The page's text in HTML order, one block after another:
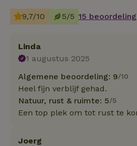
9,7/10 5/5 15
Linda
1 augustus 2025
Algemene beoordeling: 9/10
Heel fijn verblijf gehad.
Natuur, rust & ruimte: 5/5
Een top plek om tot rust te
Joerg